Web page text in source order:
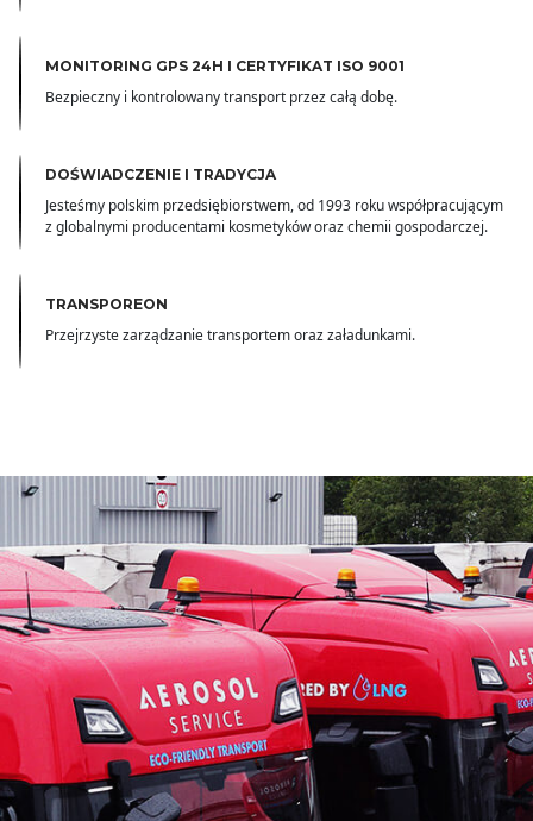
MONITORING GPS 24H I CERTYFIKAT ISO 9001
Bezpieczny i kontrolowany transport przez całą dobę.
DOŚWIADCZENIE I TRADYCJA
Jesteśmy polskim przedsiębiorstwem, od 1993 roku współpracującym
z globalnymi producentami kosmetyków oraz chemii gospodarczej.
TRANSPOREON
Przejrzyste zarządzanie transportem oraz załadunkami.